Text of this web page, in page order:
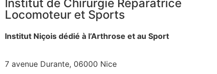
Institut de Chirurgie Réparatrice
Locomoteur et Sports
Institut Niçois dédié à l’Arthrose et au Sport
7 avenue Durante, 06000 Nice